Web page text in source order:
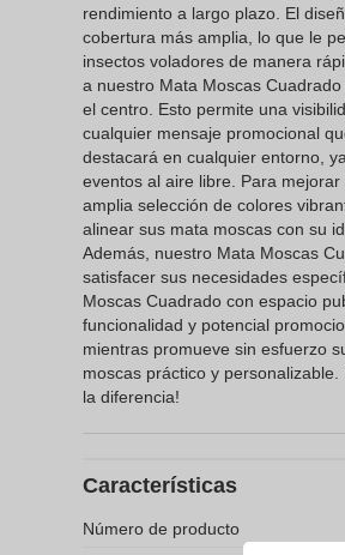
rendimiento a largo plazo. El
cobertura más amplia, lo que le
insectos voladores de manera
a nuestro Mata Moscas
el centro. Esto permite una
cualquier mensaje promocional
destacará en cualquier entorno,
eventos al aire libre. Para
amplia selección de colores
alinear sus mata moscas con su
Además, nuestro Mata Moscas
satisfacer sus necesidades
Moscas Cuadrado con espacio
funcionalidad y potencial
mientras promueve sin esfuerzo
moscas práctico y
la diferencia!
Características
Número de producto